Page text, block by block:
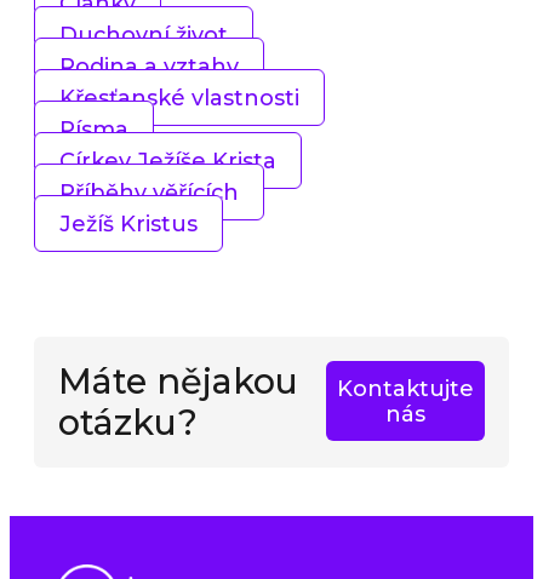
Duchovní život
Rodina a vztahy
Křesťanské vlastnosti
Písma
Církev Ježíše Krista
Příběhy věřících
Ježíš Kristus
Máte nějakou
otázku?
Kontaktujte
nás